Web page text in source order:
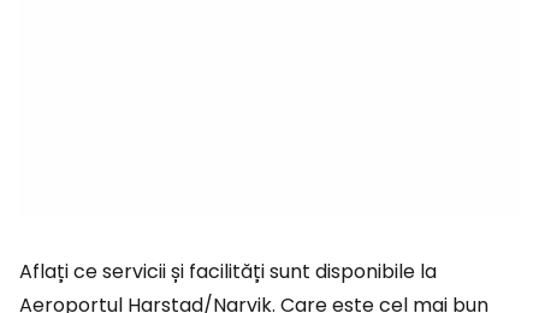
Aflați ce servicii și facilități sunt disponibile la
Aeroportul Harstad/Narvik. Care este cel mai bun